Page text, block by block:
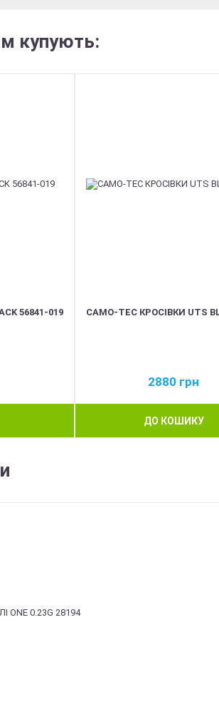
купують:
56841-019 CAMO-TEC КРОСІВКИ UTS
2880 грн
ДО КОШИКУ